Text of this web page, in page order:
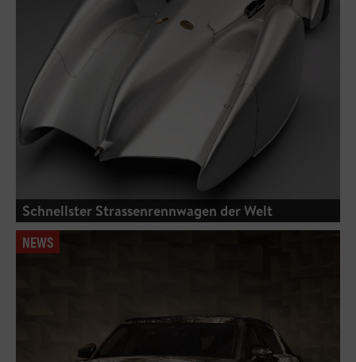
Schnellster Strassenrennwagen der Welt
NEWS